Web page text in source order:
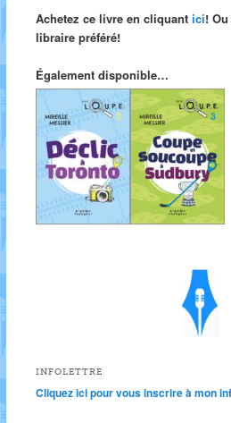
Achetez ce livre en cliquant ici!
libraire préféré!
Également disponible…
INFOLETTRE
Cliquez ici pour vous inscrire à mon